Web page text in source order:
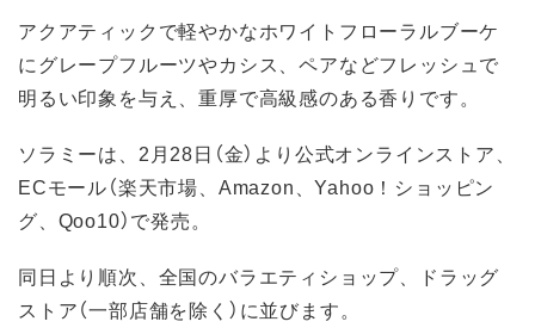
アクアティックで軽やかなホワイトフローラルブーケ
にグレープフルーツやカシス、ペアなどフレッシュで
明るい印象を与え、重厚で高級感のある香りです。
ソラミーは、2月28日（金）より公式オンラインストア、
ECモール（楽天市場、Amazon、Yahoo！ショッピン
グ、Qoo10）で発売。
同日より順次、全国のバラエティショップ、ドラッグ
ストア（一部店舗を除く）に並びます。